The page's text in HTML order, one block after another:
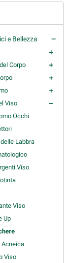
e Bellezza remove
add
Corpo add
add
add
Viso remove
Occhi
Labbra
Viso
Viso
Up
Acneica
Viso